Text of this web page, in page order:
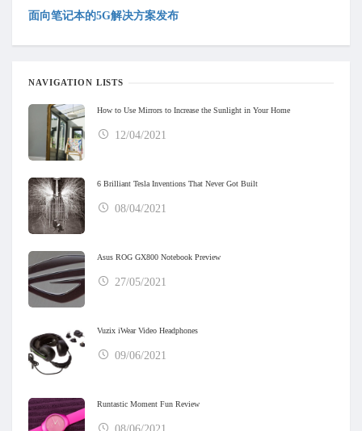
面向笔记本的5G解决方案发布
NAVIGATION LISTS
How to Use Mirrors to Increase the Sunlight in Your Home
12/04/2021
6 Brilliant Tesla Inventions That Never Got Built
08/04/2021
Asus ROG GX800 Notebook Preview
27/05/2021
Vuzix iWear Video Headphones
09/06/2021
Runtastic Moment Fun Review